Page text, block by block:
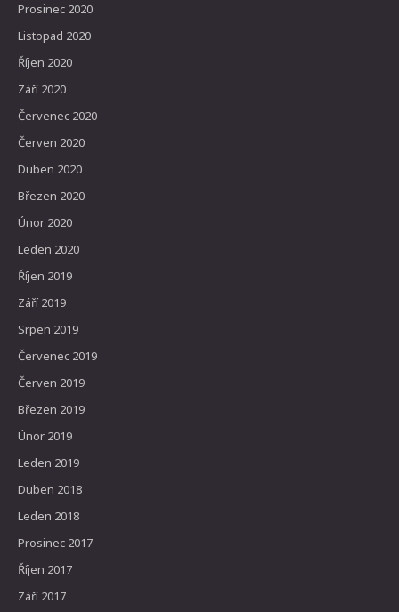
Prosinec 2020
Listopad 2020
Říjen 2020
Září 2020
Červenec 2020
Červen 2020
Duben 2020
Březen 2020
Únor 2020
Leden 2020
Říjen 2019
Září 2019
Srpen 2019
Červenec 2019
Červen 2019
Březen 2019
Únor 2019
Leden 2019
Duben 2018
Leden 2018
Prosinec 2017
Říjen 2017
Září 2017